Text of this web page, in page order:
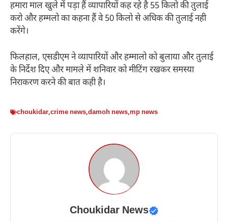
हमारा माल खुले में पड़ा हैं व्यापारियों कह रहे है 55 किलो की तुलाई
करो और हम्मलो का कहना हैं वे 50 किलो से अधिक की तुलाई नही
करेंगे।
फिलहाल, एसडीएम ने व्यापारियों और हम्मालो को बुलाया और तुलाई
के निर्देश दिए और मामले में शनिवार को मीटिंग रखकर समस्या
निराकरण करने की बात कही है।
choukidar,crime news,damoh news,mp news
Choukidar News